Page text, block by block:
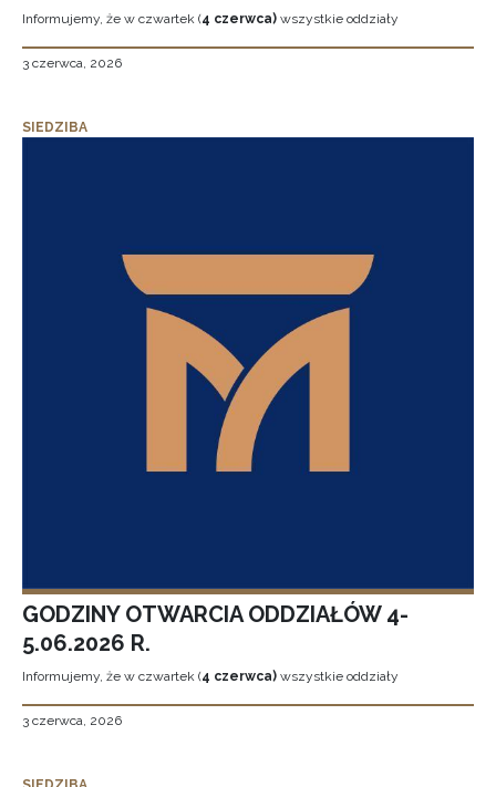
Informujemy, że w czwartek (4 czerwca) wszystkie oddziały
3 czerwca, 2026
SIEDZIBA
GODZINY OTWARCIA ODDZIAŁÓW 4-
5.06.2026 R.
Informujemy, że w czwartek (4 czerwca) wszystkie oddziały
3 czerwca, 2026